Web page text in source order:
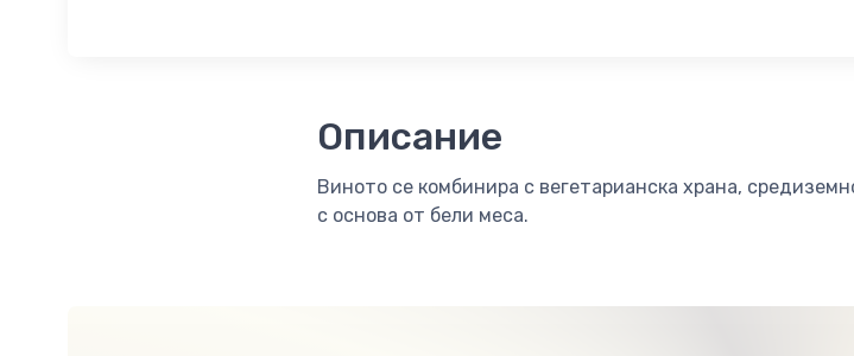
Описание
Виното се комбинира с вегетарианска храна,
с основа от бели меса.